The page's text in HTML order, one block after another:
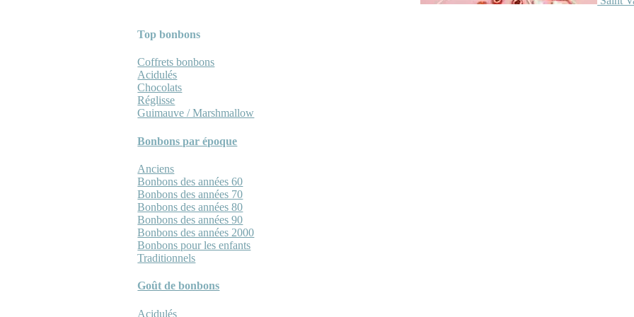
Top bonbons
Coffrets bonbons
Acidulés
Chocolats
Réglisse
Guimauve / Marshmallow
Bonbons par époque
Anciens
Bonbons des années 60
Bonbons des années 70
Bonbons des années 80
Bonbons des années 90
Bonbons des années 2000
Bonbons pour les enfants
Traditionnels
Goût de bonbons
Acidulés